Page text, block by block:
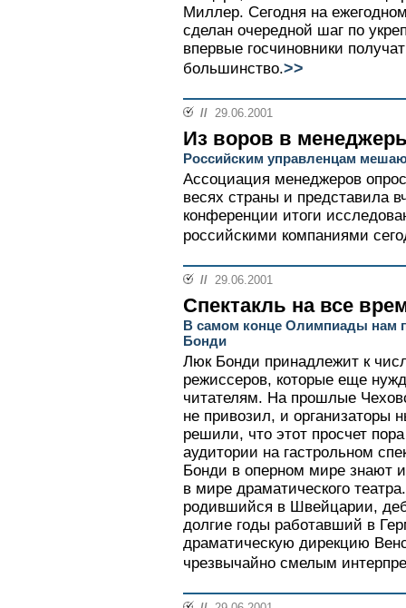
Миллер. Сегодня на
сделан очередной шаг по
впервые госчиновники
большинство.>>
// 29.06.2001
Из воров в
Российским управленцам
Ассоциация менеджеров
весях страны и представила
конференции итоги
российскими компаниями
// 29.06.2001
Спектакль на все
В самом конце Олимпиады нам
Бонди
Люк Бонди принадлежит к
режиссеров, которые еще
читателям. На прошлые
не привозил, и организаторы
решили, что этот просчет
аудитории на гастрольном
Бонди в оперном мире знают
в мире драматического
родившийся в Швейцарии,
долгие годы работавший в
драматическую дирекцию
чрезвычайно смелым